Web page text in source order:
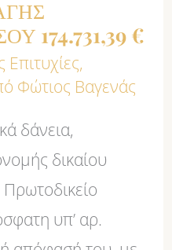
174.731,39 €
,
Φώτιος Βαγενάς
δάνεια,
δικαίου
υπ’ αρ.